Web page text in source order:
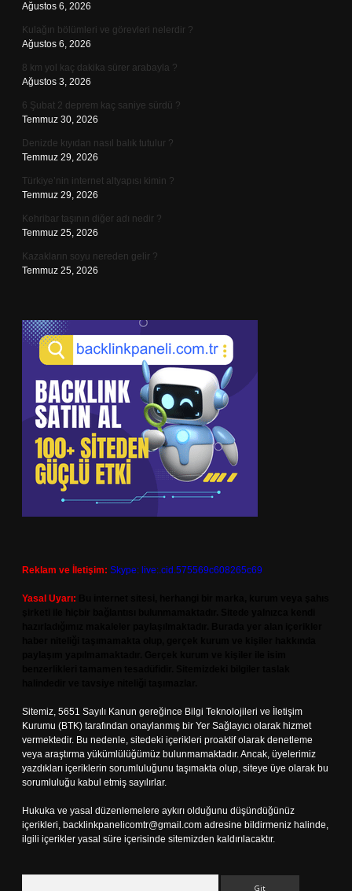
Ağustos 6, 2026
Kulağın bölümleri ve görevleri nelerdir ?
Ağustos 6, 2026
8 km yol kaç dakika sürer arabayla ?
Ağustos 3, 2026
6 Şubat 2 deprem kaç saniye sürdü ?
Temmuz 30, 2026
Denizde kıyıdan nasıl balık tutulur ?
Temmuz 29, 2026
Türkiye’nin internet altyapısı kimin ?
Temmuz 29, 2026
Kehribar taşının diğer adı nedir ?
Temmuz 25, 2026
Kazakların soyu nereden gelir ?
Temmuz 25, 2026
Reklam ve İletişim: Skype: live:.cid.575569c608265c69
Yasal Uyarı:
Sitemiz, 5651 Sayılı Kanun gereğince Bilgi Teknolojileri ve İletişim
Kurumu (BTK) tarafından onaylanmış bir Yer Sağlayıcı olarak hizmet
vermektedir. Bu nedenle, sitedeki içerikleri proaktif olarak denetleme
veya araştırma yükümlülüğümüz bulunmamaktadır. Ancak, üyelerimiz
yazdıkları içeriklerin sorumluluğunu taşımakta olup, siteye üye olarak bu
sorumluluğu kabul etmiş sayılırlar.
Hukuka ve yasal düzenlemelere aykırı olduğunu düşündüğünüz
içerikleri, backlinkpanelicomtr@gmail.com adresine bildirmeniz halinde,
ilgili içerikler yasal süre içerisinde sitemizden kaldırılacaktır.